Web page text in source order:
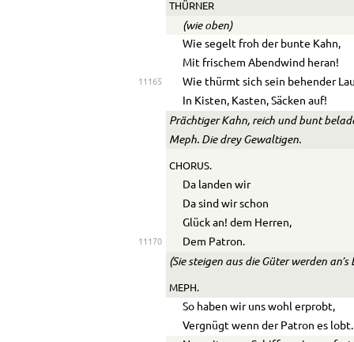
THÜRNER
(wie oben)
Wie segelt froh der bunte Kahn,
Mit frischem Abendwind heran!
11165
Wie thürmt sich sein behender
In Kisten, Kasten, Säcken auf!
Prächtiger Kahn, reich und bunt
Meph.Die drey Gewaltigen.
CHORUS.
Da landen wir
Da sind wir schon
Glück an! dem Herren,
11170 Dem Patron.
(Sie steigen aus die Güter werden
MEPH.
So haben wir uns wohl erprobt,
Vergnügt wenn der Patron es lobt.